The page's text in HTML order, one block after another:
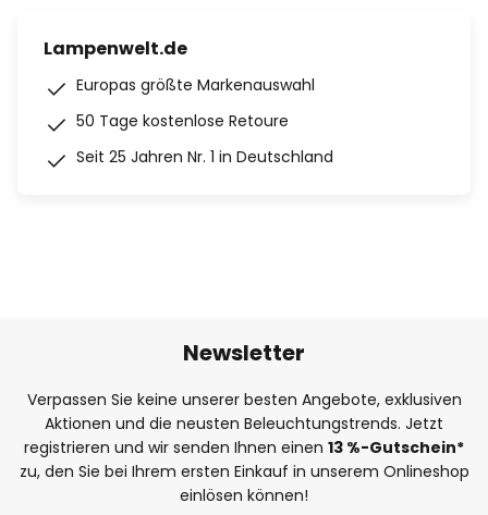
Lampenwelt.de
Europas größte Markenauswahl
50 Tage kostenlose Retoure
Seit 25 Jahren Nr. 1 in Deutschland
Newsletter
Verpassen Sie keine unserer besten Angebote, exklusiven
Aktionen und die neusten Beleuchtungstrends. Jetzt
registrieren und wir senden Ihnen einen 13 %-Gutschein*
zu, den Sie bei Ihrem ersten Einkauf in unserem Onlineshop
einlösen können!